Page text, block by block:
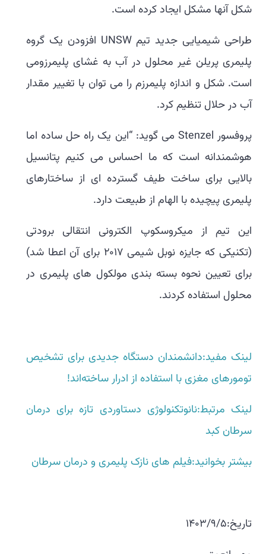
شکل آنها مشکل ایجاد کرده است.
طراحی شیمیایی جدید تیم UNSW افزودن یک گروه
پلیمری پریلن غیر محلول در آب به غشای پلیمرزومی
است. شکل و اندازه پلیمرزم را می توان با تغییر مقدار
آب در حلال تنظیم کرد.
پروفسور Stenzel می گوید: “این یک راه حل ساده اما
هوشمندانه است که ما احساس می کنیم پتانسیل
بالایی برای ساخت طیف گسترده ای از ساختارهای
پلیمری پیچیده با الهام از طبیعت دارد.
این تیم از میکروسکوپ الکترونی انتقالی برودتی
(تکنیکی که جایزه نوبل شیمی 2017 برای آن اعطا شد)
برای تعیین نحوه بسته بندی مولکول های پلیمری در
محلول استفاده کردند.
لینک مفید:دانشمندان دستگاه جدیدی برای تشخیص
تومورهای مغزی با استفاده از ادرار ساخته‌اند!
لینک مرتبط:نانوتکنولوژی دستاوردی تازه برای درمان
سرطان کبد
بیشتر بخوانید:فیلم های نازک پلیمری و درمان سرطان
تاریخ:1403/9/5